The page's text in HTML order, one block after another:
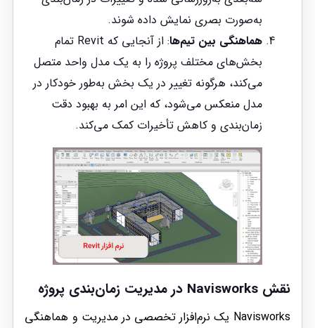
به‌صورت بصری نمایش داده شوند.
هماهنگی بین تیم‌ها
: از آنجایی که Revit تمام
بخش‌های مختلف پروژه را به یک مدل واحد متصل
می‌کند، هرگونه تغییر در یک بخش به‌طور خودکار در
مدل منعکس می‌شود، که این امر به بهبود دقت
زمان‌بندی و کاهش تأخیرات کمک می‌کند.
نقش Navisworks در مدیریت زمان‌بندی پروژه
Navisworks یک نرم‌افزار تخصصی در مدیریت و هماهنگی